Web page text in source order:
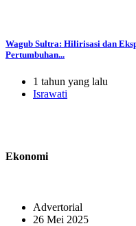
Wagub Sultra: Hilirisasi dan
Pertumbuhan...
1 tahun yang lalu
Israwati
Ekonomi
Advertorial
26 Mei 2025